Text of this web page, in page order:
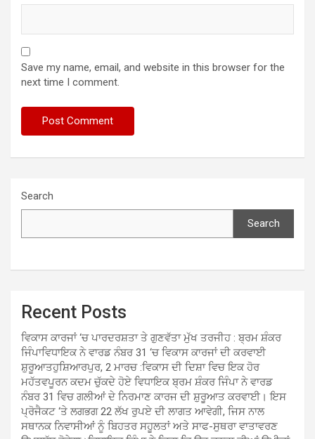
Save my name, email, and website in this browser for the
next time I comment.
Search
Search
Recent Posts
ਵਿਕਾਸ ਕਾਰਜਾਂ ‘ਚ ਪਾਰਦਰਸ਼ਤਾ ਤੇ ਗੁਣਵੱਤਾ ਮੁੱਖ ਤਰਜੀਹ : ਬ੍ਰਮ ਸ਼ੰਕਰ
ਜਿੰਪਾਵਿਧਾਇਕ ਨੇ ਵਾਰਡ ਨੰਬਰ 31 ‘ਚ ਵਿਕਾਸ ਕਾਰਜਾਂ ਦੀ ਕਰਵਾਈ
ਸ਼ੁਰੂਆਤਹੁਸ਼ਿਆਰਪੁਰ, 2 ਮਾਰਚ :ਵਿਕਾਸ ਦੀ ਦਿਸ਼ਾ ਵਿਚ ਇਕ ਹੋਰ
ਮਹੱਤਵਪੂਰਨ ਕਦਮ ਚੁੱਕਦੇ ਹੋਏ ਵਿਧਾਇਕ ਬ੍ਰਮ ਸ਼ੰਕਰ ਜਿੰਪਾ ਨੇ ਵਾਰਡ
ਨੰਬਰ 31 ਵਿਚ ਗਲੀਆਂ ਦੇ ਨਿਰਮਾਣ ਕਾਰਜ ਦੀ ਸ਼ੁਰੂਆਤ ਕਰਵਾਈ। ਇਸ
ਪ੍ਰੋਜੈਕਟ ‘ਤੇ ਲਗਭਗ 22 ਲੱਖ ਰੁਪਏ ਦੀ ਲਾਗਤ ਆਵੇਗੀ, ਜਿਸ ਨਾਲ
ਸਥਾਨਕ ਨਿਵਾਸੀਆਂ ਨੂੰ ਬਿਹਤਰ ਸਹੂਲਤਾਂ ਅਤੇ ਸਾਫ-ਸੁਥਰਾ ਵਾਤਾਵਰਣ